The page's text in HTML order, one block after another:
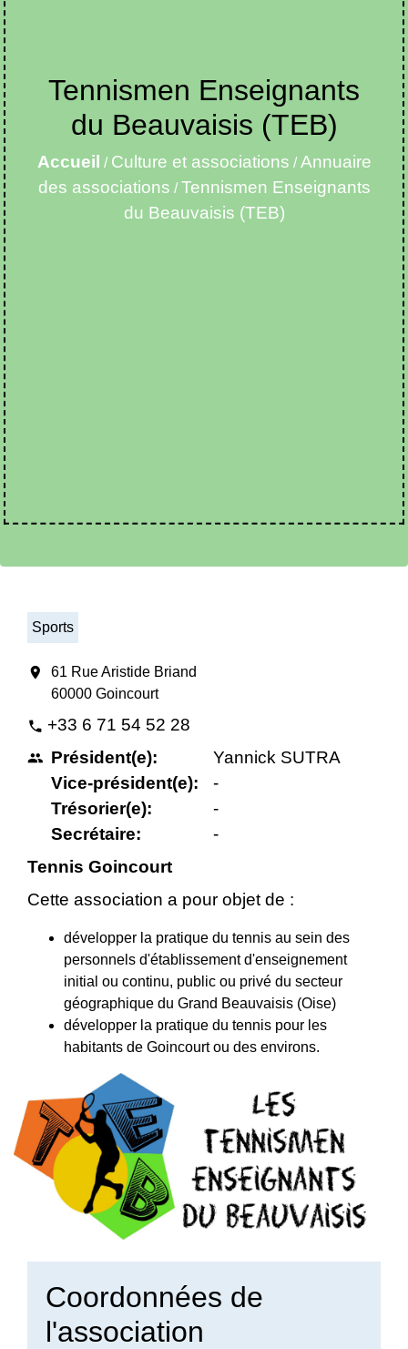
Tennismen Enseignants
du Beauvaisis (TEB)
Accueil / Culture et associations /Annuaire
des associations /Tennismen Enseignants
du Beauvaisis (TEB)
Sports
location_on
61 Rue Aristide Briand
60000 Goincourt
phone +33 6 71 54 52 28
people Président(e):
Vice-président(e):
Trésorier(e):
Secrétaire:
Yannick SUTRA
-
-
-
Tennis Goincourt
Cette association a pour objet de :
développer la pratique du tennis au sein des
personnels d'établissement d'enseignement
initial ou continu, public ou privé du secteur
géographique du Grand Beauvaisis (Oise)
développer la pratique du tennis pour les
habitants de Goincourt ou des environs.
Coordonnées de
l'association